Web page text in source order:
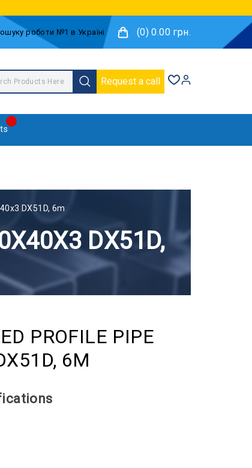
(0) 0.00 грн.
Request a call
DX51D, 6m
DX51D,
PROFILE PIPE
6M